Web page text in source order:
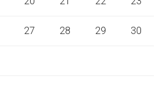
27 28 29 30